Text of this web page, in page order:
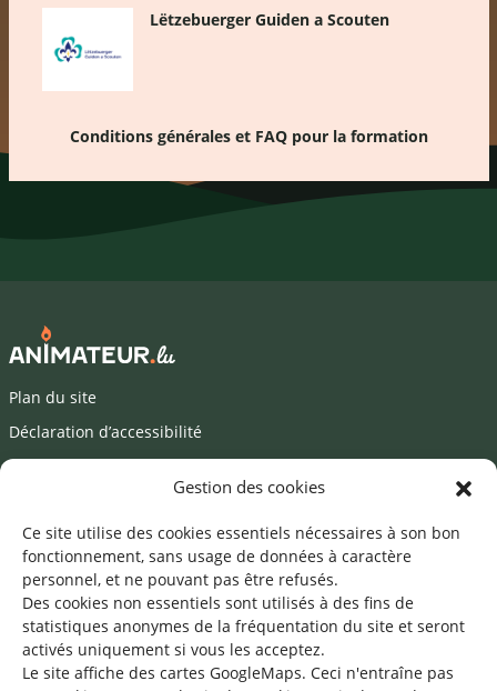
Gestion des cookies
Ce site utilise des cookies essentiels nécessaires à son bon
fonctionnement, sans usage de données à caractère
personnel, et ne pouvant pas être refusés.
Des cookies non essentiels sont utilisés à des fins de
statistiques anonymes de la fréquentation du site et seront
activés uniquement si vous les acceptez.
Le site affiche des cartes GoogleMaps. Ceci n'entraîne pas
Lëtzebuerger Guiden a Scouten
Conditions générales et FAQ pour la formation
Plan du site
Déclaration d’accessibilité
Mentions légales
Une offre du